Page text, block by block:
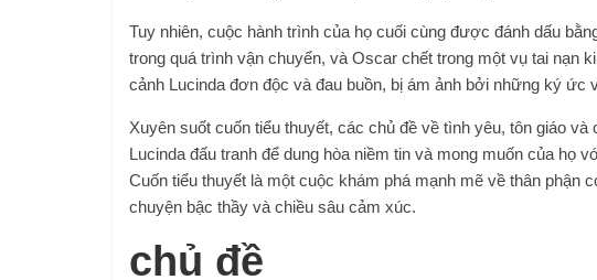
Tuy nhiên, cuộc hành trình của họ cuối cùng được đánh dấu
trong quá trình vận chuyển, và Oscar chết trong một vụ tai nạn
cảnh Lucinda đơn độc và đau buồn, bị ám ảnh bởi những ký
Xuyên suốt cuốn tiểu thuyết, các chủ đề về tình yêu, tôn giáo
Lucinda đấu tranh để dung hòa niềm tin và mong muốn của họ
Cuốn tiểu thuyết là một cuộc khám phá mạnh mẽ về thân
chuyện bậc thầy và chiều sâu cảm xúc.
chủ đề